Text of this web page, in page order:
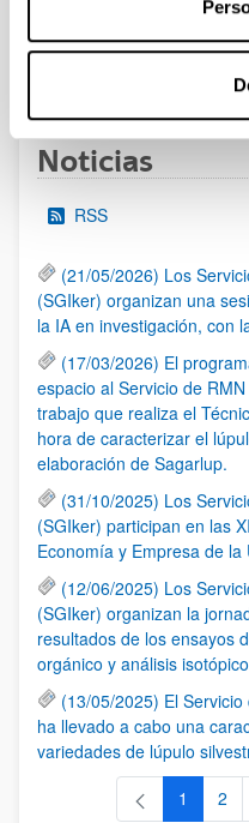
Noticias
RSS
(21/05/2026) Los
(SGIker) organizan una
la IA en investigación, con
(17/03/2026) El
espacio al Servicio de
trabajo que realiza el
hora de caracterizar el
elaboración de Sagarlup.
(31/10/2025) Los
(SGIker) participan en las
Economía y Empresa de la
(12/06/2025) Los
(SGIker) organizan la
resultados de los ensayos
orgánico y análisis isotópico
(13/05/2025) El
ha llevado a cabo una
variedades de lúpulo
Página
1 2